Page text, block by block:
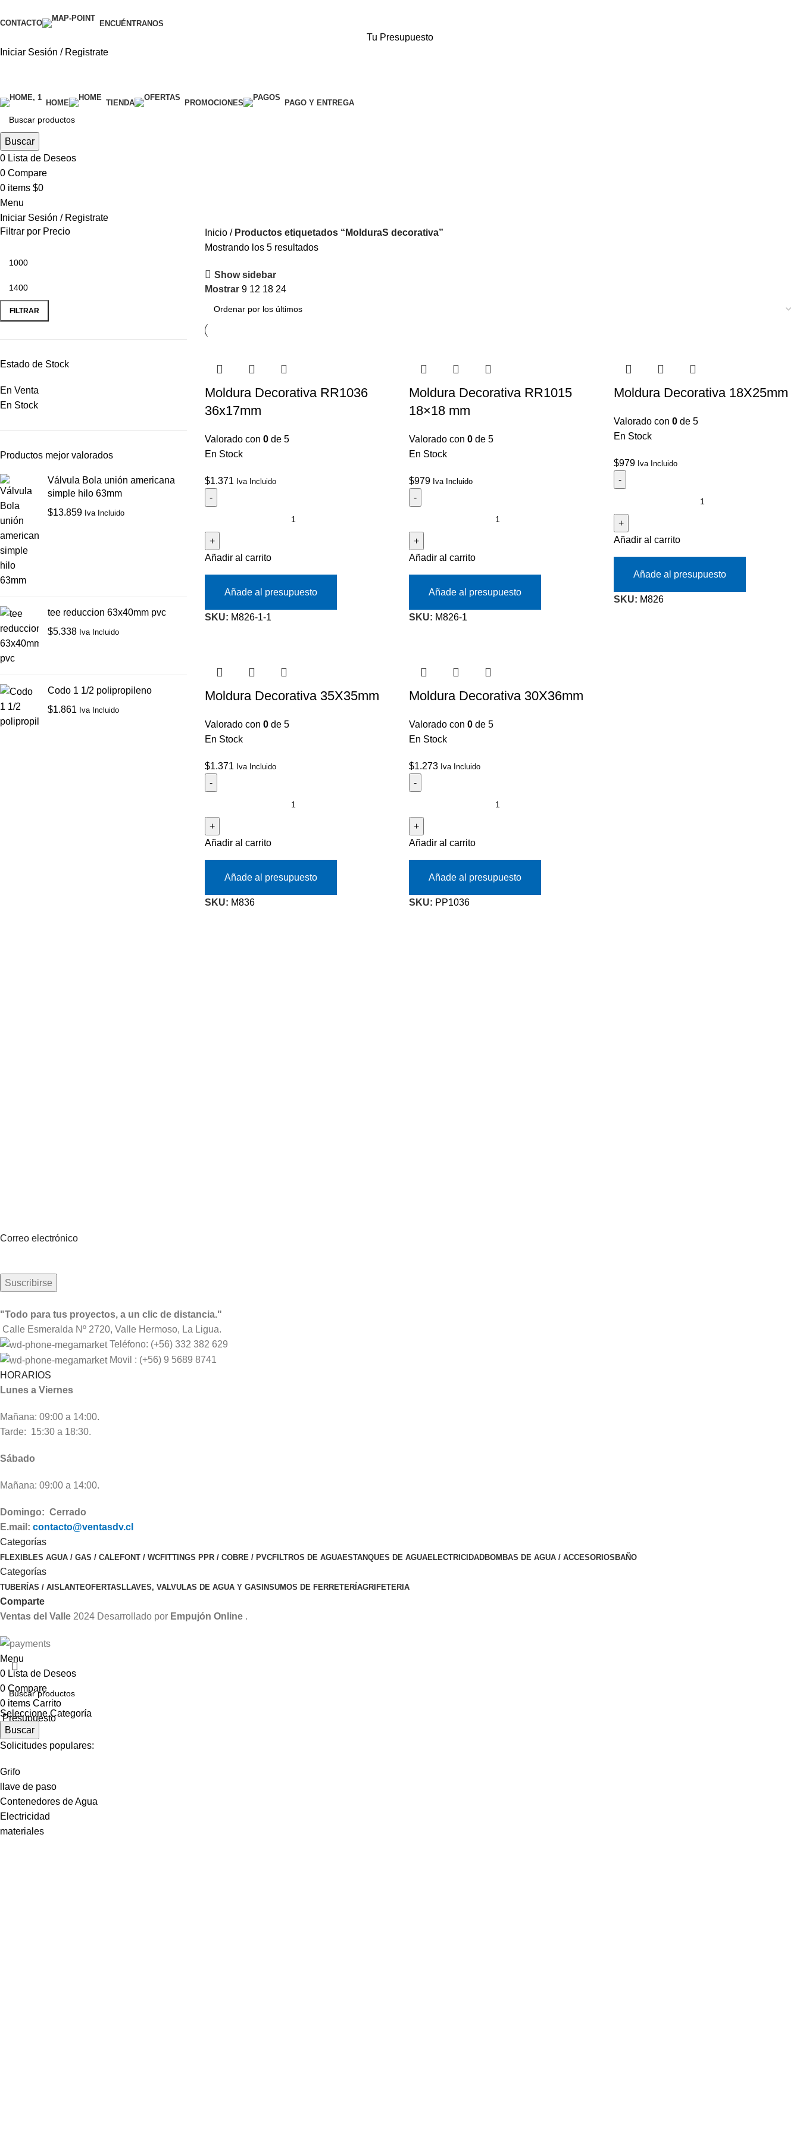
CONTACTO ENCUÉNTRANOS
Tu Presupuesto
Iniciar Sesión / Registrate
HOME TIENDA PROMOCIONES PAGO Y ENTREGA
Buscar
0 Lista de Deseos
0 Compare
0 items $0
Menu
Iniciar Sesión / Registrate
Filtrar por Precio
FILTRAR
Estado de Stock
En Venta
En Stock
Productos mejor valorados
Válvula Bola unión americana
simple hilo 63mm
$13.859 Iva Incluido
tee reduccion 63x40mm pvc
$5.338 Iva Incluido
Codo 1 1/2 polipropileno
$1.861 Iva Incluido
Inicio
Productos etiquetados “MolduraS decorativa”
Mostrando los 5 resultados
Show sidebar
Mostrar 9 12 18 24
Moldura Decorativa RR1036
36x17mm
Valorado con 0de 5
En Stock
$1.371 Iva Incluido
Añadir al carrito
Añade al presupuesto
SKU: M826-1-1
Moldura Decorativa RR1015
18×18 mm
Valorado con 0 de 5
En Stock
$979 Iva Incluido
Añadir al carrito
Añade al presupuesto
SKU: M826-1
Moldura Decorativa 18X25mm
Valorado con 0de 5
En Stock
$979 Iva Incluido
Añadir al carrito
Añade al presupuesto
SKU: M826
Moldura Decorativa 35X35mm
Valorado con 0de 5
En Stock
$1.371 Iva Incluido
Añadir al carrito
Añade al presupuesto
SKU: M836
Moldura Decorativa 30X36mm
Valorado con 0 de 5
En Stock
$1.273 Iva Incluido
Añadir al carrito
Añade al presupuesto
SKU: PP1036
Correo electrónico
"Todo para tus proyectos, a un clic de distancia."
Calle Esmeralda Nº 2720, Valle Hermoso, La Ligua.
Teléfono: (+56) 332 382 629
Movil : (+56) 9 5689 8741
HORARIOS
Lunes a Viernes
Mañana: 09:00 a 14:00.
Tarde: 15:30 a 18:30.
Sábado
Mañana: 09:00 a 14:00.
Domingo: Cerrado
E.mail: contacto@ventasdv.cl
Categorías
FLEXIBLES AGUA / GAS / CALEFONT / WCFITTINGS PPR / COBRE / PVCFILTROS DE AGUAESTANQUES DE AGUAELECTRICIDADBOMBAS DE AGUA / ACCESORIOS BAÑO
Categorías
TUBERÍAS / AISLANTEOFERTAS LLAVES, VALVULAS DE AGUA Y GAS INSUMOS DE FERRETERÍAGRIFETERIA
Comparte
Ventas del Valle 2024 Desarrollado por Empujón Online .
Seleccione Categoría
Buscar
Solicitudes populares:
Grifo
llave de paso
Contenedores de Agua
Electricidad
materiales
Menu
0 Lista de Deseos
0 Compare
0 items Carrito
Presupuesto